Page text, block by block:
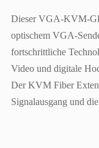
Dieser VGA-KVM-
optischem VGA-
fortschrittliche
Video und digitale
Der KVM Fiber
Signalausgang und